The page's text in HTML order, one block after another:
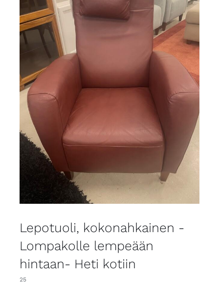
Lepotuoli, kokonahkainen -
Lompakolle lempeään
hintaan- Heti kotiin
25